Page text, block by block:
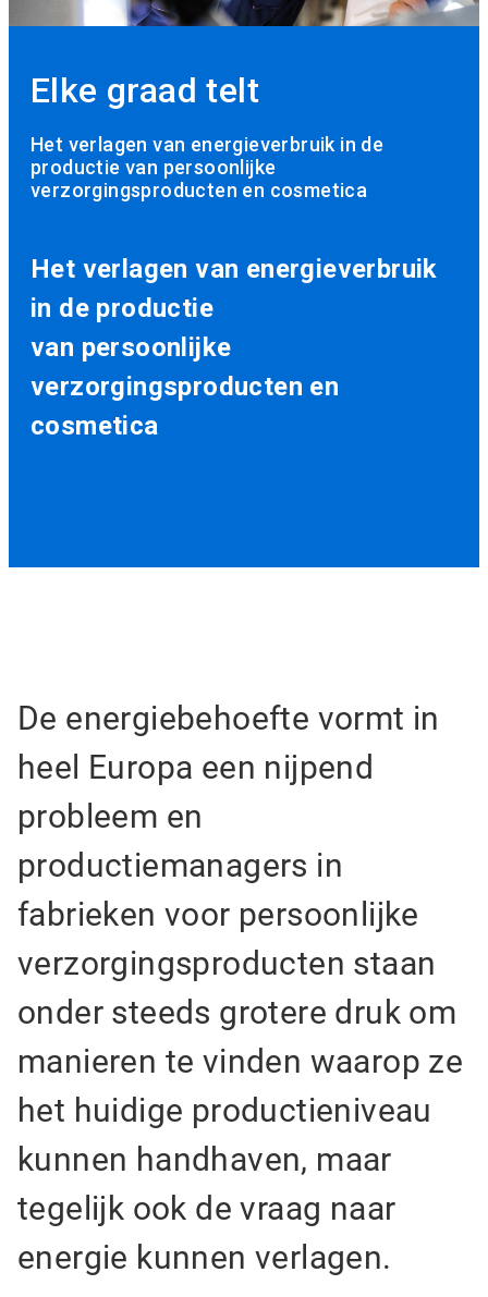
Elke graad telt
Het verlagen van energieverbruik in de
productie van persoonlijke
verzorgingsproducten en cosmetica
Het verlagen van energieverbruik
in de productie
van persoonlijke
verzorgingsproducten en
cosmetica
De energiebehoefte vormt in
heel Europa een nijpend
probleem en
productiemanagers in
fabrieken voor persoonlijke
verzorgingsproducten staan
onder steeds grotere druk om
manieren te vinden waarop ze
het huidige productieniveau
kunnen handhaven, maar
tegelijk ook de vraag naar
energie kunnen verlagen.